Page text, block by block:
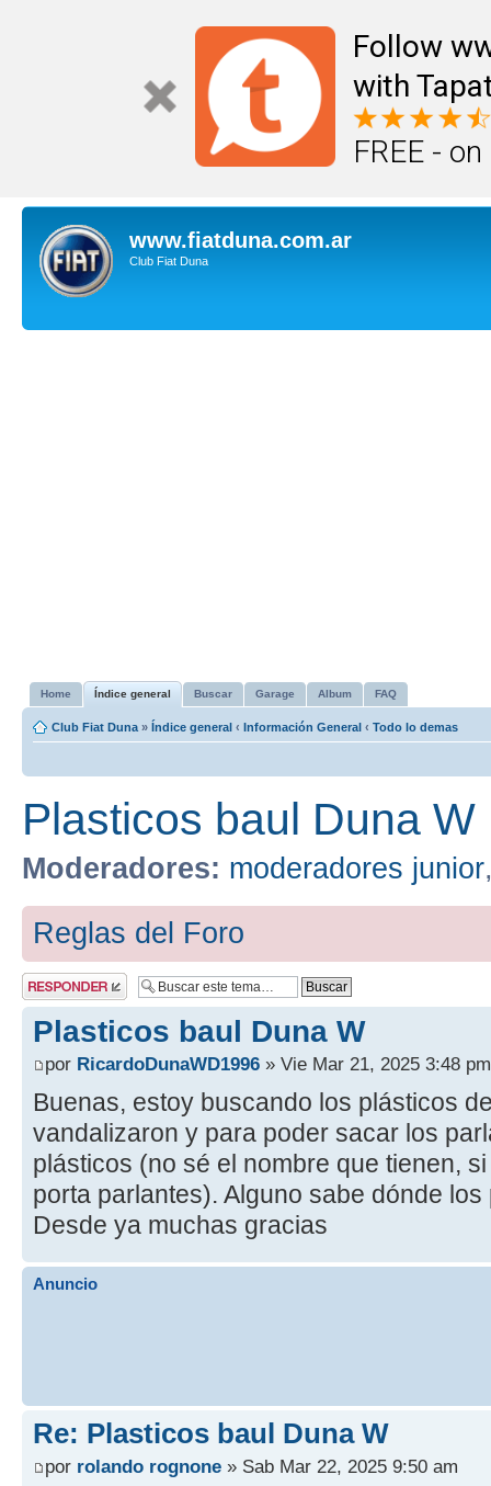
Follow
with
FREE -
www.fiatduna.com.ar
Club Fiat Duna
Home Índice general Buscar Garage Album FAQ
Club Fiat Duna » Índice general ‹ Información General ‹ Todo lo demas
Plasticos baul Duna W
Moderadores: moderadores junior
Reglas del Foro
Publicar una
respuesta
Plasticos baul Duna W
por RicardoDunaWD1996 » Vie Mar 21, 2025 3:48 pm
Buenas, estoy buscando los plásticos
vandalizaron y para poder sacar los
plásticos (no sé el nombre que tienen,
porta parlantes). Alguno sabe dónde
Desde ya muchas gracias
Anuncio
Re: Plasticos baul Duna W
por rolando rognone » Sab Mar 22, 2025 9:50 am